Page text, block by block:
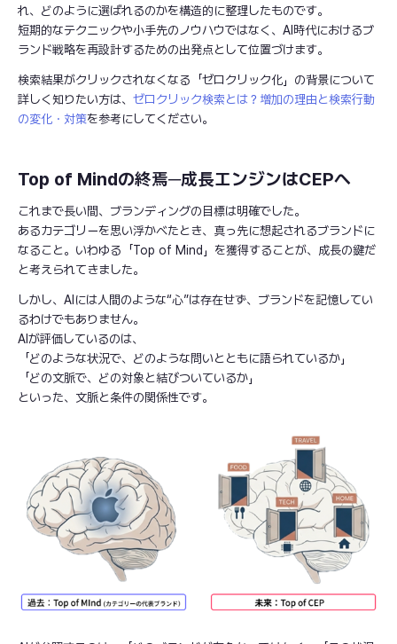
れ、どのように選ばれるのかを構造的に整理したものです。
短期的なテクニックや小手先のノウハウではなく、AI時代におけるブ
ランド戦略を再設計するための出発点として位置づけます。
検索結果がクリックされなくなる「ゼロクリック化」の背景について
詳しく知りたい方は、 ゼロクリック検索とは？増加の理由と検索行動
の変化・対策を参考にしてください。
Top of Mindの終焉─成長エンジンはCEPへ
これまで長い間、ブランディングの目標は明確でした。
あるカテゴリーを思い浮かべたとき、真っ先に想起されるブランドに
なること。いわゆる「Top of Mind」を獲得することが、成長の鍵だ
と考えられてきました。
しかし、AIには人間のような“心”は存在せず、ブランドを記憶してい
るわけでもありません。
AIが評価しているのは、
「どのような状況で、どのような問いとともに語られているか」
「どの文脈で、どの対象と結びついているか」
といった、文脈と条件の関係性です。